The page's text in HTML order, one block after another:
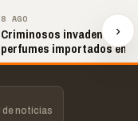
8 AGO
Criminosos invadem loja
perfumes importados em
›
de notícias